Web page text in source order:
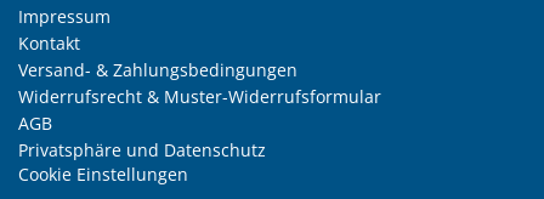
Impressum
Kontakt
Versand- & Zahlungsbedingungen
Widerrufsrecht & Muster-Widerrufsformular
AGB
Privatsphäre und Datenschutz
Cookie Einstellungen